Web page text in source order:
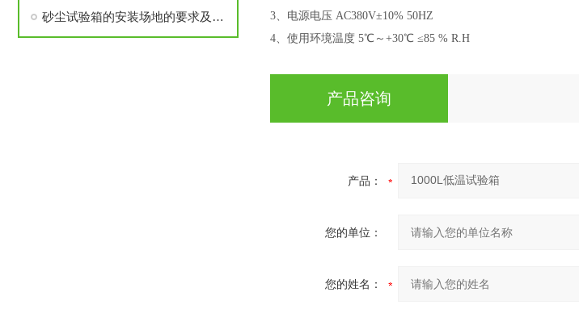
砂尘试验箱的安装场地的要求及维护故障处理
3、 电源电压 AC380V±10% 50HZ
4、 使用环境温度 5℃～+30℃ ≤85 % R.H
产品咨询
产品：
您的单位：
您的姓名：